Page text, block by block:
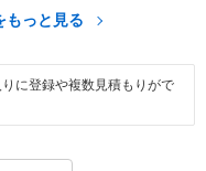
もっと見る
に登録や複数見積もりがで